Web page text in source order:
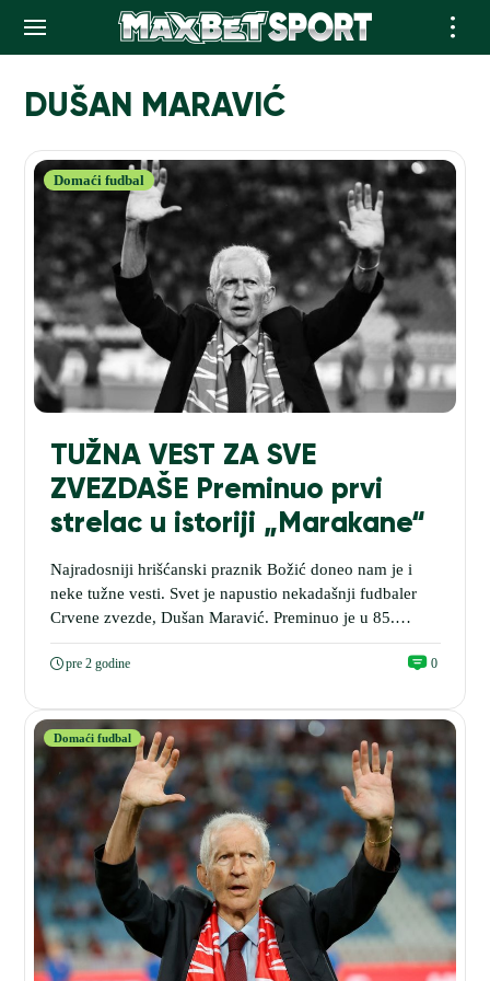
contentDUŠAN MARAVIĆ
Domaći fudbal
TUŽNA VEST ZA SVE
ZVEZDAŠE Preminuo prvi
strelac u istoriji „Marakane“
Najradosniji hrišćanski praznik Božić doneo nam je i
neke tužne vesti. Svet je napustio nekadašnji fudbaler
Crvene zvezde, Dušan Maravić. Preminuo je u 85.
godini. Njegovo ime će da bude zlatnim slovima upisano
u istoriju Crvene zvezde kao prvi strelac na otvaranju
Rijeke u ligi velike Jugoslavije....
pre 2 godine 0
Domaći fudbal